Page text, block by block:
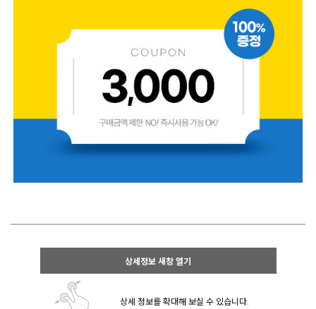
상세정보 새창 열기
상세 정보를 확대해 보실 수 있습니다.